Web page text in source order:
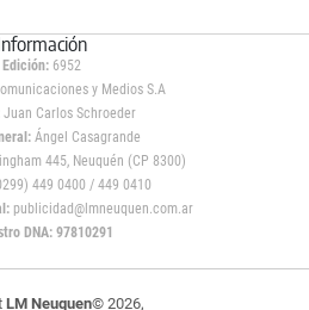
Edición: 6952
y Medios S.A
Juan Carlos Schroeder
Ángel Casagrande
445, Neuquén (CP 8300)
449 0400 / 449 0410
publicidad@lmneuquen.com.ar
DNA: 97810291
LM Neuquen© 2026,